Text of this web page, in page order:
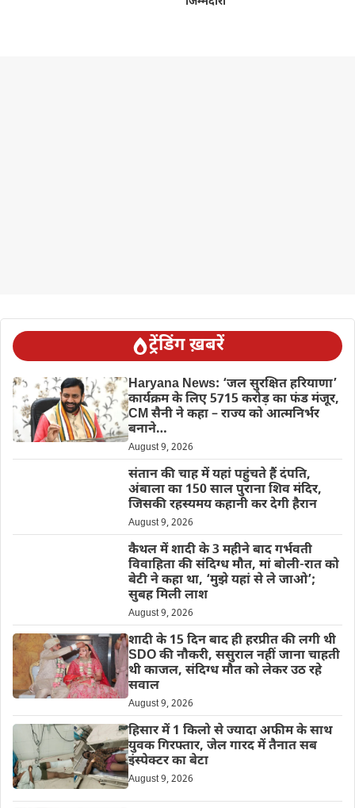
ट्रेंडिंग ख़बरें
Haryana News: ‘जल सुरक्षित हरियाणा’
कार्यक्रम के लिए 5715 करोड़ का फंड मंजूर,
CM सैनी ने कहा – राज्य को आत्मनिर्भर
बनाने…
August 9, 2026
संतान की चाह में यहां पहुंचते हैं दंपति,
अंबाला का 150 साल पुराना शिव मंदिर,
जिसकी रहस्यमय कहानी कर देगी हैरान
August 9, 2026
कैथल में शादी के 3 महीने बाद गर्भवती
विवाहिता की संदिग्ध मौत, मां बोली-रात को
बेटी ने कहा था, ‘मुझे यहां से ले जाओ’;
सुबह मिली लाश
August 9, 2026
शादी के 15 दिन बाद ही हरप्रीत की लगी थी
SDO की नौकरी, ससुराल नहीं जाना चाहती
थी काजल, संदिग्ध मौत को लेकर उठ रहे
सवाल
August 9, 2026
हिसार में 1 किलो से ज्यादा अफीम के साथ
युवक गिरफ्तार, जेल गारद में तैनात सब
इंस्पेक्टर का बेटा
August 9, 2026